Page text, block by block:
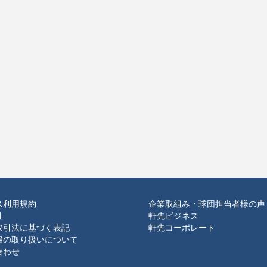
利用規約
引法に基づく表記
の取り扱いについて
わせ
企業取組み・球団担当者様の声
軒先ビジネス
軒先コーポレート